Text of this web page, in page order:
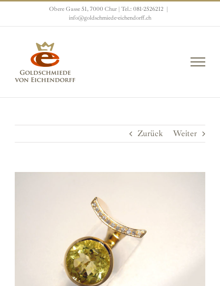
Obere Gasse 51, 7000 Chur | Tel.: 081-2526212 |
info@goldschmiede-eichendorff.ch
Zurück Weiter